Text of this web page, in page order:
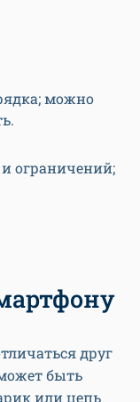
можно
ограничений;
друг
быть
или цепь